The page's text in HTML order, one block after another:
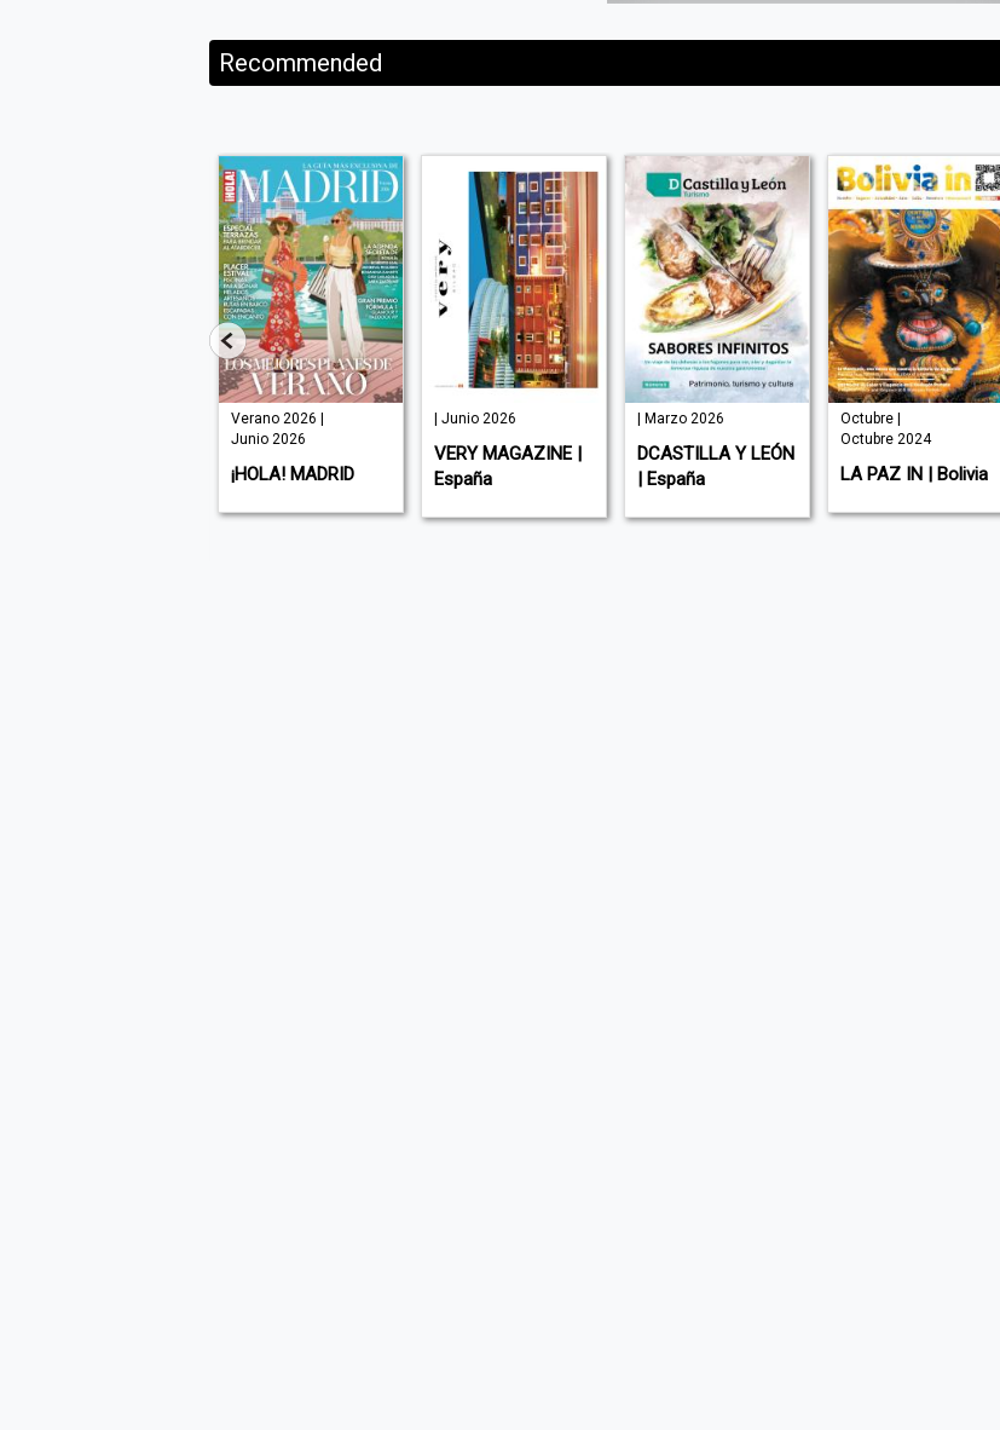
Recommended
Verano 2026 |
Junio 2026
¡HOLA! MADRID
| Junio 2026
VERY MAGAZINE |
España
| Marzo 2026
DCASTILLA Y LEÓN
| España
Octubre |
Octubre 2024
LA PAZ IN | Bolivia